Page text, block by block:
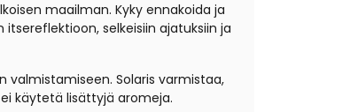
maailman. Kyky ennakoida ja
selkeisiin ajatuksiin ja
valmistamiseen. Solaris varmistaa,
käytetä lisättyjä aromeja.